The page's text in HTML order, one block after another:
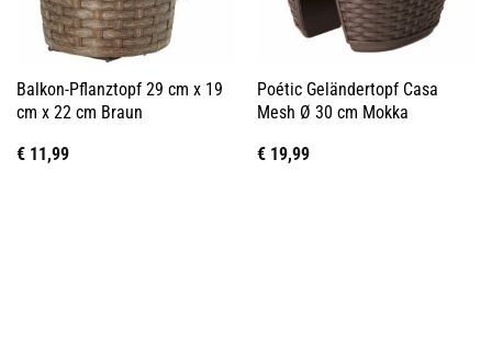
Balkon-Pflanztopf 29 cm x 19
cm x 22 cm Braun
€11,99
Poétic Geländertopf Casa
Mesh Ø 30 cm Mokka
€19,99